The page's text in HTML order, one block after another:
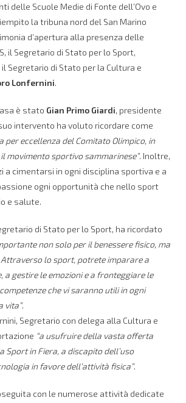
delle Scuole Medie di Fonte dell’Ovo e
la tribuna nord del San Marino
d’apertura alla presenza delle
il Segretario di Stato per lo Sport,
il Segretario di Stato per la Cultura e
Lonfernini.
è stato Gian Primo Giardi, presidente
intervento ha voluto ricordare come
per eccellenza del Comitato Olimpico, in
movimento sportivo sammarinese”. Inoltre,
a cimentarsi in ogni disciplina sportiva e a
ogni opportunità che nello sport
e salute.
di Stato per lo Sport, ha ricordato
non solo per il benessere fisico, ma
lo sport, potrete imparare a
a gestire le emozioni e a fronteggiare le
che vi saranno utili in ogni
vita”.
Segretario con delega alla Cultura e
“a usufruire della vasta offerta
Sport in Fiera, a discapito dell’uso
in favore dell’attività fisica”.
con le numerose attività dedicate